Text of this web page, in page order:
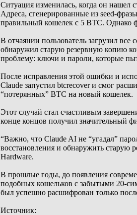
Ситуация изменилась, когда он нашел
Адреса, сгенерированные из seed-
правильный кошелек с 5 BTC. Однако
В отчаянии пользователь загрузил
обнаружил старую резервную копию
проблему: ключи и пароли, которые
После исправления этой ошибки и
Claude запустил btcrecover и смог
“потерянных” BTC на новый кошелек.
Этот случай стал счастливым
конце концов получил значительный
“Важно, что Claude AI не “угадал”
восстановления и обнаружить старую
Hardware.
В прошлые годы, до появления
подобных кошельков с забытыми 20-
был успешно расшифрован только
Источник: